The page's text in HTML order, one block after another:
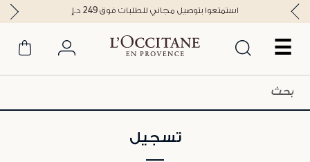
☰
استمتعوا بتوصيل مجاني للطلبات فوق 249 د.إ
تسجيل